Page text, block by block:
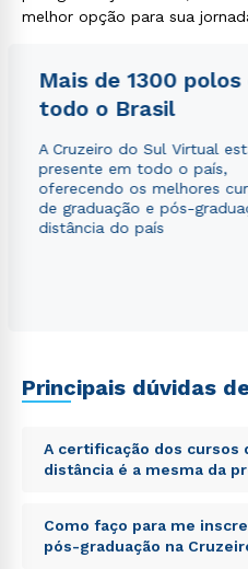
melhor opção para sua
Mais de 1300 polos
todo o Brasil
A Cruzeiro do Sul Virtual
presente em todo o país,
oferecendo os melhores
de graduação e pós-
distância do país
Principais dúvidas
A certificação dos cursos
distância é a mesma da
Sed ut perspiciatis unde
voluptatem accusantium
totam rem aperiam, eaque
Como faço para me
pós-graduação na
autorizo que meus dados
envio de conteúdos da